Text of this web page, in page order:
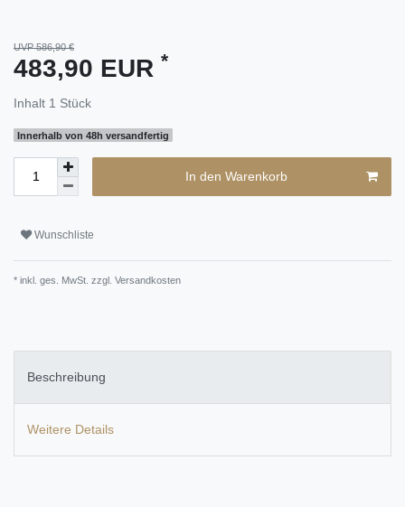
UVP 586,90 €
483,90 EUR *
Inhalt 1 Stück
Innerhalb von 48h versandfertig
In den Warenkorb
Wunschliste
* inkl. ges. MwSt. zzgl. Versandkosten
Beschreibung
Weitere Details